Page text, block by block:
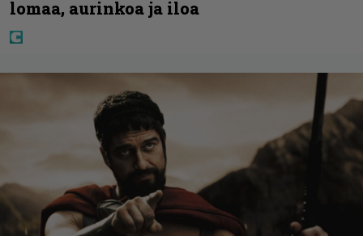
lomaa, aurinkoa ja iloa